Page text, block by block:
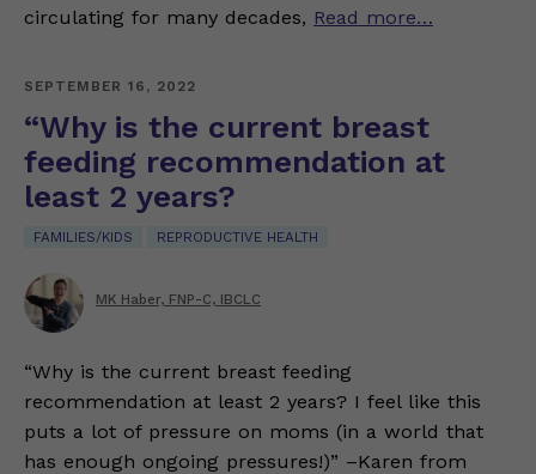
circulating for many decades, Read more…
SEPTEMBER 16, 2022
“Why is the current breast
feeding recommendation at
least 2 years?
FAMILIES/KIDS REPRODUCTIVE HEALTH
MK Haber, FNP-C, IBCLC
“Why is the current breast feeding
recommendation at least 2 years? I feel like this
puts a lot of pressure on moms (in a world that
has enough ongoing pressures!)” –Karen from